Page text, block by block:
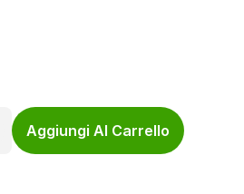
Aggiungi Al Carrello